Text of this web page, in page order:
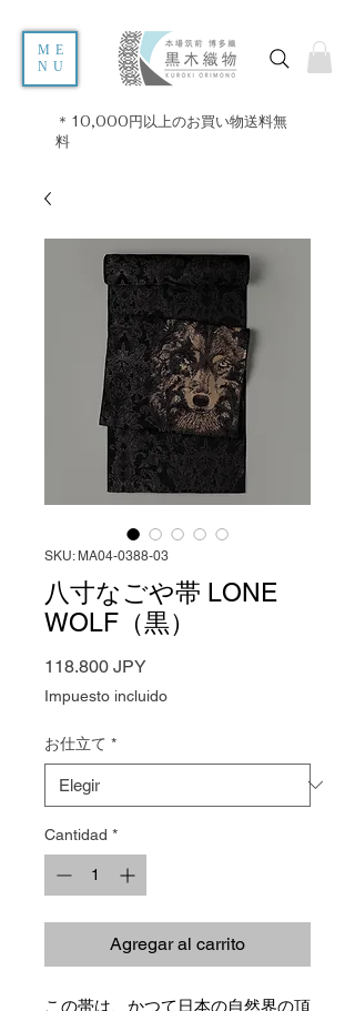
ME
NU
＊10,000円以上のお買い物送料無
料
SKU: MA04-0388-03
八寸なごや帯 LONE
WOLF（黒）
118.800 JPYPrecio
Impuesto incluido
お仕立て *
Cantidad *
Agregar al carrito
この帯は、かつて日本の自然界の頂